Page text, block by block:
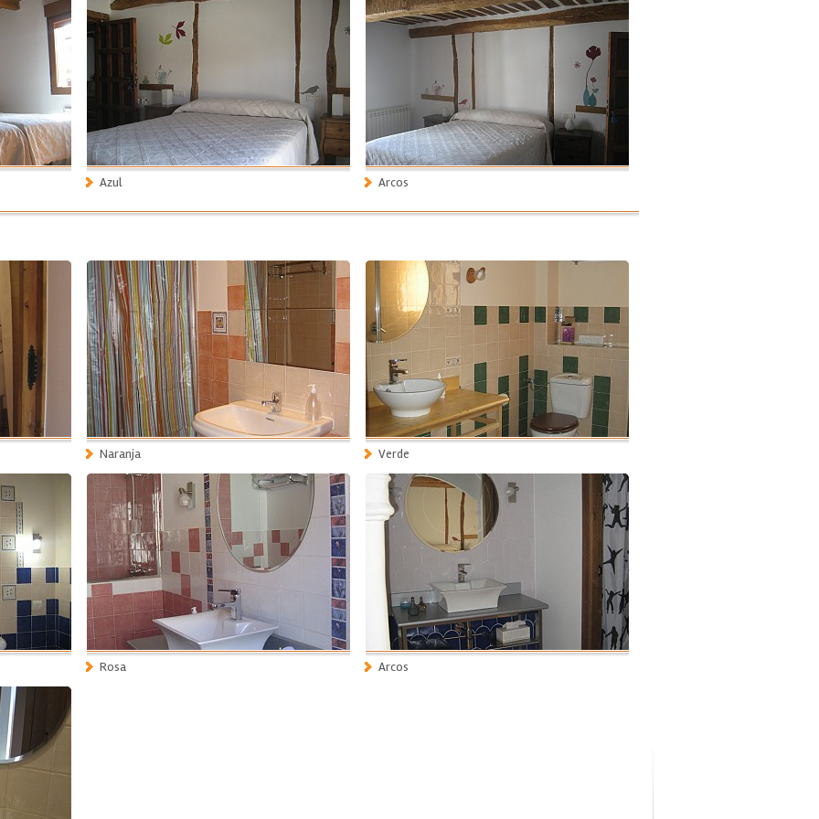
Azul Arcos
Naranja Verde
Rosa Arcos